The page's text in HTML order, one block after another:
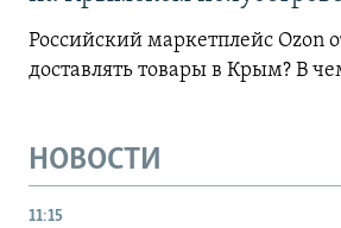
Российский маркетплейс Ozon
доставлять товары в Крым? В
НОВОСТИ
11:15